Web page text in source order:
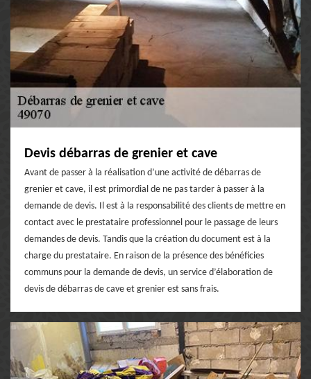
Devis débarras de grenier et cave
Avant de passer à la réalisation d’une activité de débarras de
grenier et cave, il est primordial de ne pas tarder à passer à la
demande de devis. Il est à la responsabilité des clients de mettre en
contact avec le prestataire professionnel pour le passage de leurs
demandes de devis. Tandis que la création du document est à la
charge du prestataire. En raison de la présence des bénéficies
communs pour la demande de devis, un service d’élaboration de
devis de débarras de cave et grenier est sans frais.